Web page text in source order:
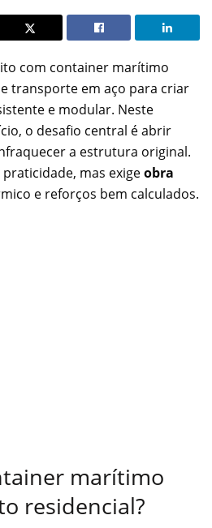
com container marítimo
transporte em aço para criar
e modular. Neste
o desafio central é abrir
a estrutura original.
mas exigeobra
e reforços bem calculados.
marítimo
residencial?